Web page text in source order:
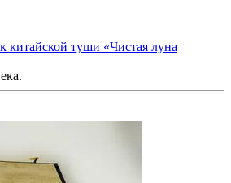
китайской туши «Чистая луна